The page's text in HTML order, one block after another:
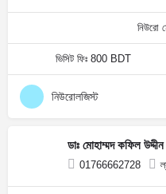
নিউরো
ভিসিট ফিঃ 800 BDT
নিউরোলজিস্ট
ডাঃ মোহাম্মদ কফিল উদ্দীন
01766662728